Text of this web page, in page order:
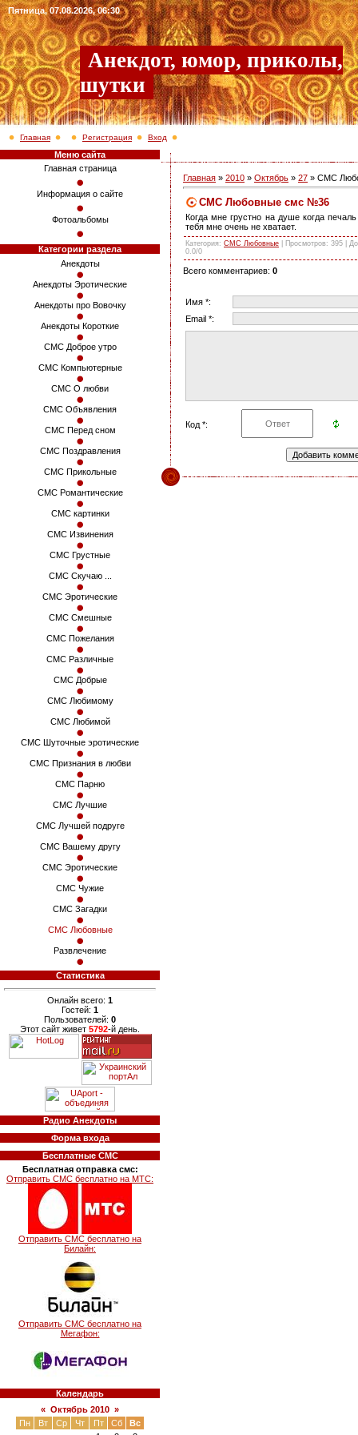
Пятница, 07.08.2026, 06:30
Анекдот, юмор, приколы,
шутки
Главная Регистрация Вход
Меню сайта
Главная страница
Информация о сайте
Фотоальбомы
Категории раздела
Анекдоты
Анекдоты Эротические
Анекдоты про Вовочку
Анекдоты Короткие
СМС Доброе утро
СМС Компьютерные
СМС О любви
СМС Объявления
СМС Перед сном
СМС Поздравления
СМС Прикольные
СМС Романтические
СМС картинки
СМС Извинения
СМС Грустные
СМС Скучаю ...
СМС Эротические
СМС Смешные
СМС Пожелания
СМС Различные
СМС Добрые
СМС Любимому
СМС Любимой
СМС Шуточные эротические
СМС Признания в любви
СМС Парню
СМС Лучшие
СМС Лучшей подруге
СМС Вашему другу
СМС Эротические
СМС Чужие
СМС Загадки
СМС Любовные
Развлечение
Статистика
Онлайн всего: 1
Гостей: 1
Пользователей: 0
Этот сайт живет 5792-й день.
Радио Анекдоты
Форма входа
Бесплатные СМС
Бесплатная отправка смс:
Отправить СМС бесплатно на МТС:
Отправить СМС бесплатно на
Билайн:
Отправить СМС бесплатно на
Мегафон:
Календарь
« Октябрь 2010 »
Пн
Вт Ср Чт Пт Сб
Вс
Главная » 2010 » Октябрь » 27 » СМС
СМС Любовные смс №36
Когда мне грустно на душе когда
тебя мне очень не хватает.
Категория: СМС Любовные Просмотров: 395 |
0.0/0
Всего комментариев: 0
Имя *:
Email *:
Код *: